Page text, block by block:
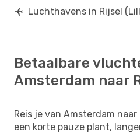
Luchthavens in Rijsel
Betaalbare
Amsterdam naar
Reis je van Amsterdam
een korte pauze plant,